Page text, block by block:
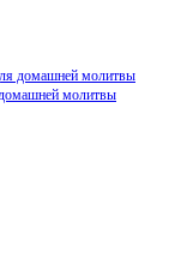
молитвы